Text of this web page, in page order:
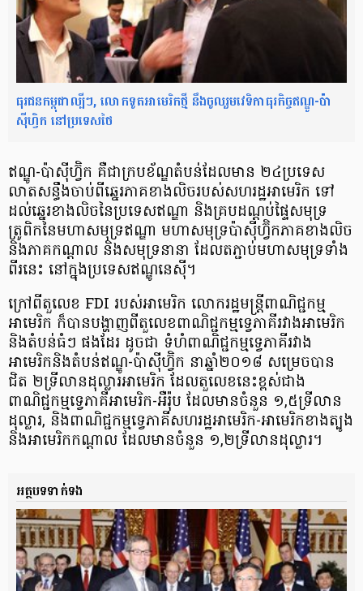
ធុរជន​កម្ពុជា​ល្បីៗ, លោក​ទូត​អាមេរិក​ថ្មី នឹងចូលរួម​វេទិកា​ធុរកិច្ច​​ឥណ្ឌូ-ប៉ា
ស៊ីហ្វិក ​នៅប្រទេស​ថៃ
ឥណ្ឌូ-ប៉ាស៊ីហ្វ៊ិក គឺជា​ក្របខ័ណ្ឌ​តំបន់​ដែលមាន ២៤ប្រទេស
លាតសន្ធឹង​ចាប់ពី​​ឆ្នេរ​ភាគខាងលិច​របស់​សហរដ្ឋ​អាមេរិក ទៅ​
ដល់​ឆ្នេរ​ខាងលិច​នៃ​ប្រទេស​ឥណ្ឌា និង​គ្របដណ្ដប់​ផ្ទៃ​សមុទ្រ​
ត្រូពិក​នៃ​មហាសមុទ្រ​ឥណ្ឌា មហាសមុទ្រ​ប៉ាស៊ីហ្វ៊ិក​ភាគ​ខាងលិច
និង​ភាគកណ្ដាល និង​សមុទ្រ​នានា ដែលតភ្ជាប់​មហាសមុទ្រ​ទាំង
ពីរនេះ នៅក្នុង​ប្រទេស​ឥណ្ឌូនេស៊ី។
ក្រៅពីតួលេខ​ FDI របស់​អាមេរិក លោក​រដ្ឋមន្ត្រីពាណិជ្ជកម្ម​
អាមេរិក ក៏បាន​បង្ហាញ​ពី​តួលេខ​ពាណិជ្ជកម្ម​ទ្វេភាគី​រវាង​អាមេរិក
និងតំបន់​ធំៗ ផង​ដែរ ដូចជា ទំហំ​ពាណិជ្ជកម្ម​ទ្វេ​ភាគី​រវាង​
អាមេរិកនិង​តំបន់​ឥណ្ឌូ-ប៉ាស៊ីហ្វ៊ិក នាឆ្នាំ​២០១៨ សម្រេចបាន
ជិត ២ទ្រីលាន​ដុល្លារអាមេរិក ដែល​តួលេខនេះខ្ពស់ជាង​
ពាណិជ្ជកម្ម​ទ្វេ​ភាគី​អាមេរិក-អឺរ៉ុប ដែលមាន​ចំនួន ១,៥ទ្រីលាន
ដុល្លារ, និងពាណិជ្ជកម្ម​ទ្វេភាគី​សហរដ្ឋ​អាមេរិក-អាមេរិកខាងត្បូង​
និង​អាមេរិកកណ្ដាល ដែលមានចំនួន ១,២ទ្រីលាន​ដុល្លារ។
អត្ថបទទាក់ទង